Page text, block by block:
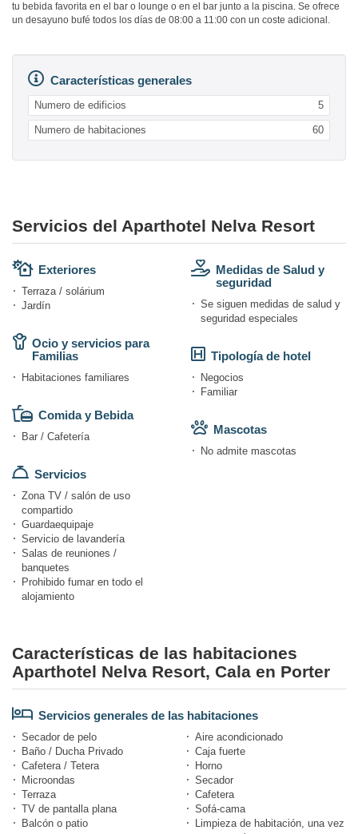
tu bebida favorita en el bar o lounge o en el bar junto a la piscina. Se ofrece
un desayuno bufé todos los días de 08:00 a 11:00 con un coste adicional.
Características generales
Numero de edificios 5
Numero de habitaciones 60
Servicios del Aparthotel Nelva Resort
Exteriores
Terraza / solárium
Jardín
Ocio y servicios para
Familias
Habitaciones familiares
Comida y Bebida
Bar / Cafetería
Servicios
Zona TV / salón de uso
compartido
Guardaequipaje
Servicio de lavandería
Salas de reuniones /
banquetes
Prohibido fumar en todo el
alojamiento
Medidas de Salud y
seguridad
Se siguen medidas de salud y
seguridad especiales
Tipología de hotel
Negocios
Familiar
Mascotas
No admite mascotas
Características de las habitaciones
Aparthotel Nelva Resort, Cala en Porter
Servicios generales de las habitaciones
Secador de pelo
Aire acondicionado
Baño / Ducha Privado
Caja fuerte
Cafetera / Tetera
Horno
Microondas
Secador
Terraza
Cafetera
TV de pantalla plana
Sofá-cama
Balcón o patio
Limpieza de habitación, una vez